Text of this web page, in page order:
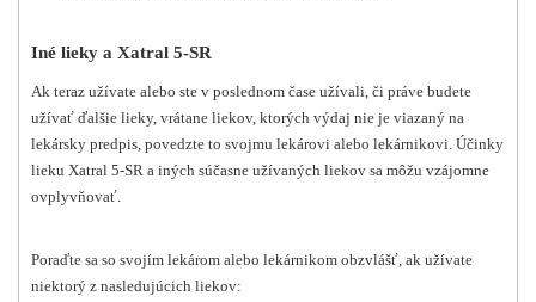
Iné lieky a Xatral 5-SR
Ak teraz užívate alebo ste v poslednom čase užívali, či práve budete
užívať ďalšie lieky, vrátane liekov, ktorých výdaj nie je viazaný na
lekársky predpis, povedzte to svojmu lekárovi alebo lekárnikovi. Účinky
lieku Xatral 5-SR a iných súčasne užívaných liekov sa môžu vzájomne
ovplyvňovať.
Poraďte sa so svojím lekárom alebo lekárnikom obzvlášť, ak užívate
niektorý z nasledujúcich liekov: